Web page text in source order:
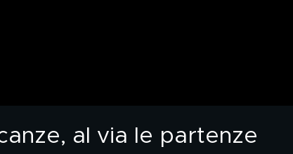
al via le partenze